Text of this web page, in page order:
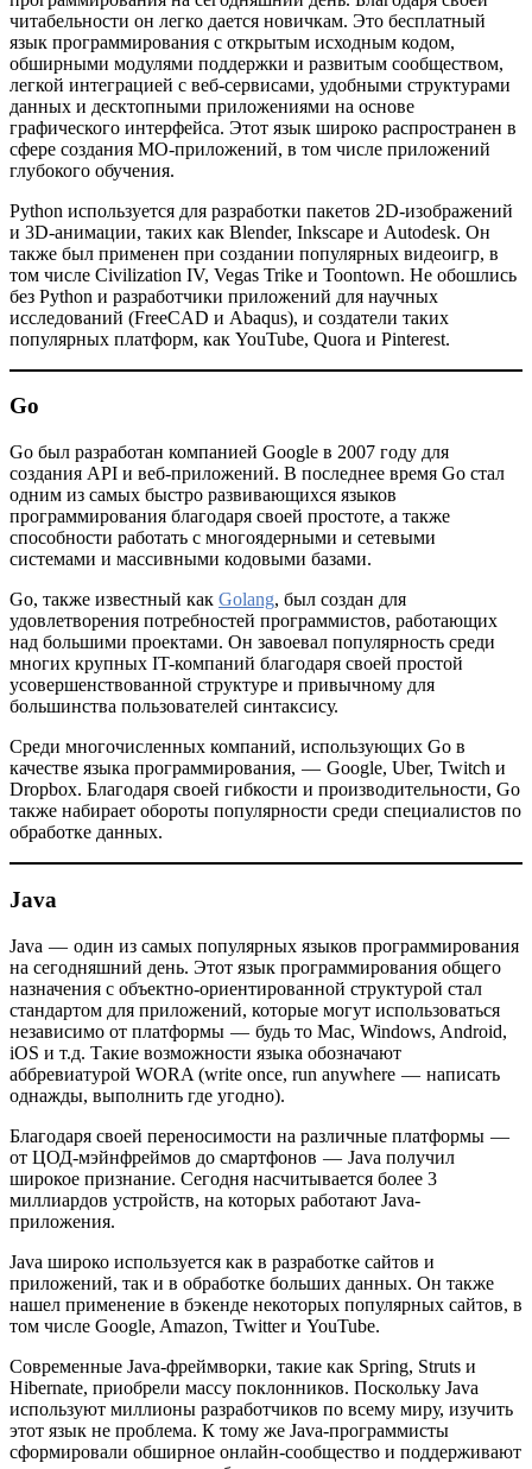
читабельности он легко дается новичкам. Это бесплатный
язык программирования с открытым исходным кодом,
обширными модулями поддержки и развитым сообществом,
легкой интеграцией с веб-сервисами, удобными структурами
данных и десктопными приложениями на основе
графического интерфейса. Этот язык широко распространен в
сфере создания МО-приложений, в том числе приложений
глубокого обучения.
Python используется для разработки пакетов 2D-изображений
и 3D-анимации, таких как Blender, Inkscape и Autodesk. Он
также был применен при создании популярных видеоигр, в
том числе Civilization IV, Vegas Trike и Toontown. Не обошлись
без Python и разработчики приложений для научных
исследований (FreeCAD и Abaqus), и создатели таких
популярных платформ, как YouTube, Quora и Pinterest.
Go
Go был разработан компанией Google в 2007 году для
создания API и веб-приложений. В последнее время Go стал
одним из самых быстро развивающихся языков
программирования благодаря своей простоте, а также
способности работать с многоядерными и сетевыми
системами и массивными кодовыми базами.
Go, также известный как Golang, был создан для
удовлетворения потребностей программистов, работающих
над большими проектами. Он завоевал популярность среди
многих крупных IT-компаний благодаря своей простой
усовершенствованной структуре и привычному для
большинства пользователей синтаксису.
Среди многочисленных компаний, использующих Go в
качестве языка программирования, — Google, Uber, Twitch и
Dropbox. Благодаря своей гибкости и производительности, Go
также набирает обороты популярности среди специалистов по
обработке данных.
Java
Java — один из самых популярных языков программирования
на сегодняшний день. Этот язык программирования общего
назначения с объектно-ориентированной структурой стал
стандартом для приложений, которые могут использоваться
независимо от платформы — будь то Mac, Windows, Android,
iOS и т.д. Такие возможности языка обозначают
аббревиатурой WORA (write once, run anywhere — написать
однажды, выполнить где угодно).
Благодаря своей переносимости на различные платформы —
от ЦОД-мэйнфреймов до смартфонов — Java получил
широкое признание. Сегодня насчитывается более 3
миллиардов устройств, на которых работают Java-
приложения.
Java широко используется как в разработке сайтов и
приложений, так и в обработке больших данных. Он также
нашел применение в бэкенде некоторых популярных сайтов, в
том числе Google, Amazon, Twitter и YouTube.
Современные Java-фреймворки, такие как Spring, Struts и
Hibernate, приобрели массу поклонников. Поскольку Java
используют миллионы разработчиков по всему миру, изучить
этот язык не проблема. К тому же Java-программисты
сформировали обширное онлайн-сообщество и поддерживают